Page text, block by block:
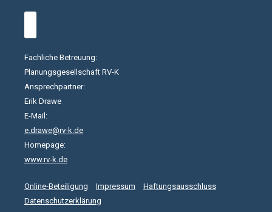
Fachliche Betreuung:
Planungsgesellschaft RV-K
Ansprechpartner:
Erik Drawe
E-Mail:
e.drawe@rv-k.de
Homepage:
www.rv-k.de
Online-Beteiligung Impressum
Haftungsausschluss
Datenschutzerklärung